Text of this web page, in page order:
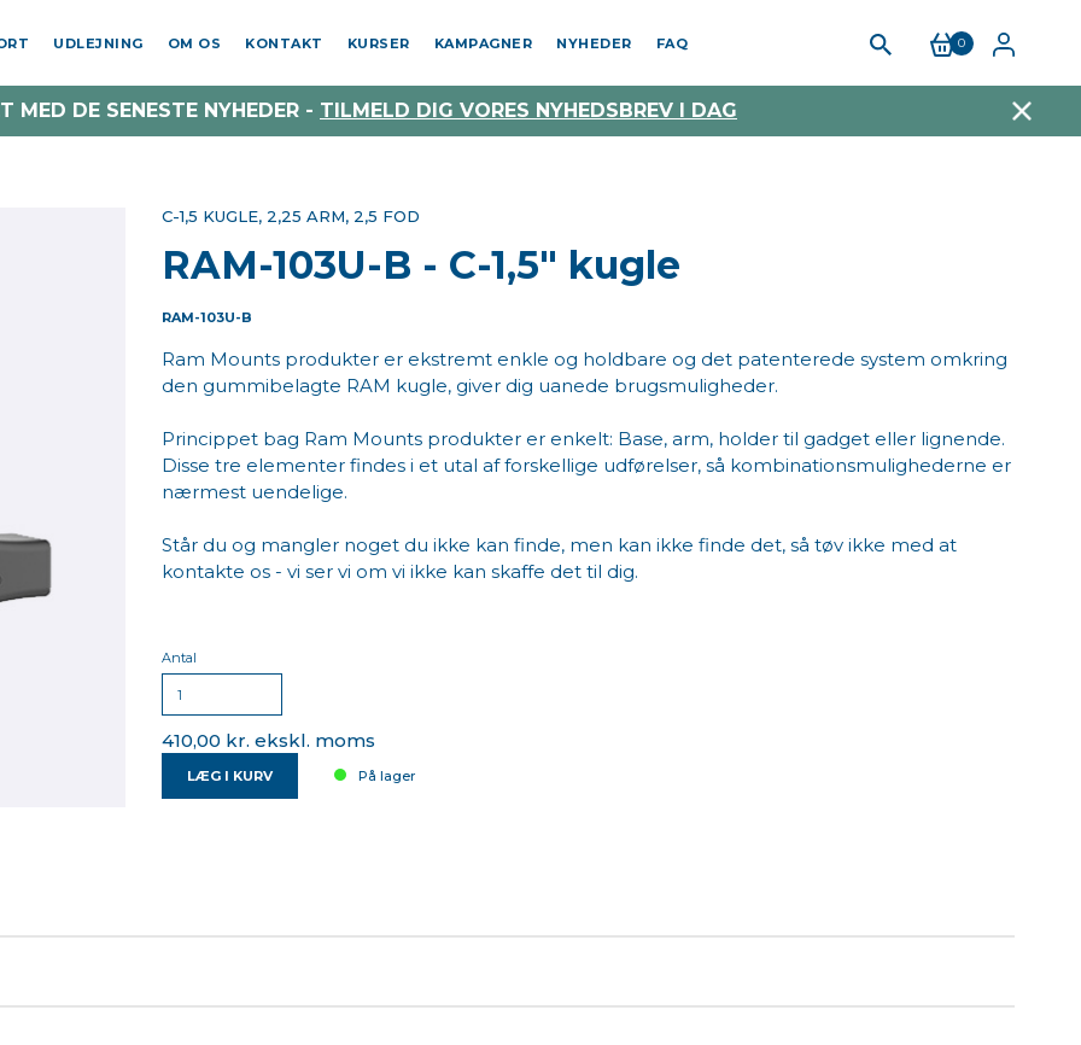
UDLEJNING OM OS KONTAKT KURSER KAMPAGNER NYHEDER FAQ 0
MED DE SENESTE NYHEDER - TILMELD DIG VORES NYHEDSBREV I DAG
C-1,5 KUGLE, 2,25 ARM, 2,5 FOD
RAM-103U-B - C-1,5" kugle
RAM-103U-B
Ram Mounts produkter er ekstremt enkle og holdbare og det patenterede system omkring
den gummibelagte RAM kugle, giver dig uanede brugsmuligheder.
Princippet bag Ram Mounts produkter er enkelt: Base, arm, holder til gadget eller lignende.
Disse tre elementer findes i et utal af forskellige udførelser, så kombinationsmulighederne er
nærmest uendelige.
Står du og mangler noget du ikke kan finde, men kan ikke finde det, så tøv ikke med at
kontakte os - vi ser vi om vi ikke kan skaffe det til dig.
Antal
410,00 kr. ekskl. moms
LÆG I KURV På lager